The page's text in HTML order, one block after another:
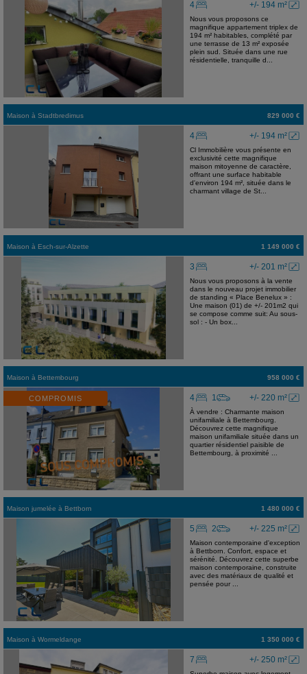
+/- 194 m²
4
Nous vous proposons ce
magnifique appartement triplex de
194 m² habitables, complété par
une terrasse de 13 m² exposée
plein sud. Située dans une rue
résidentielle, tranquille d...
Maison à Stadtbredimus 829 000 €
+/- 194 m²
4
Cl Immobilière vous présente en
exclusivité cette magnifique
maison mitoyenne de caractère,
offrant une surface habitable
d'environ 194 m², située dans le
charmant village de St...
Maison à Esch-sur-Alzette 1 149 000 €
+/- 201 m²
3
Nous vous proposons à la vente
dans le nouveau projet immobilier
de standing « Place Benelux » :
Une maison (01) de +/- 201m2 qui
se compose comme suit: Au sous-
sol : - Un box...
Maison à Bettembourg 958 000 €
COMPROMIS +/- 220 m²
4 1
À vendre : Charmante maison
unifamiliale à Bettembourg.
Découvrez cette magnifique
maison unifamiliale située dans un
quartier résidentiel paisible de
Bettembourg, à proximité ...
Maison jumelée à Bettborn 1 480 000 €
+/- 225 m²
5 2
Maison contemporaine d'exception
à Bettborn. Confort, espace et
sérénité. Découvrez cette superbe
maison contemporaine, construite
avec des matériaux de qualité et
pensée pour ...
Maison à Wormeldange 1 350 000 €
+/- 250 m²
7